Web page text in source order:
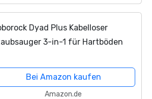
Dyad Plus Kabelloser
3-in-1 für Hartböden
Bei Amazon kaufen
Amazon.de